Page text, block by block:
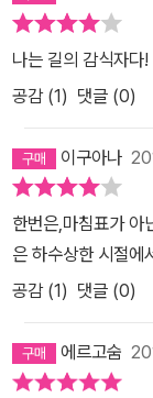
과 영화배우들이 등장한다. 그들과의 우연한 만남은
국 대륙을 횡단하
한다. 그는 매우 간
경심과 애정은 숨겨지지 않는다. [빔 벤더
사물들의 외침 “내
니다. 오히려 그 반대지요. 그 장소들이 날 불렀어요
토」 2001년 11.12월호 2. ‘한 번’의 순간은 ‘한번은’으로 시
야기를 만든다 ‘빔
말로 사진이 주는
로, 그 자체만으로
l)”으로 정의했고,
나는 길의 감식자다
공감 (1) 댓글 (0)
이구아나
한번은,마침표가 아
은 하수상한 시절에
공감 (1) 댓글 (0)
에르고숨